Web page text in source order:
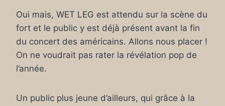
Oui mais, WET LEG est attendu sur la scène du
fort et le public y est déjà présent avant la fin
du concert des américains. Allons nous placer !
On ne voudrait pas rater la révélation pop de
l’année.
Un public plus jeune d’ailleurs, qui grâce à la